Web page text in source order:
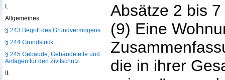
Absätze 2 bis
(9) Eine
die in ihrer
I.
Allgemeines
§ 243 Begriff des Grundvermögens
§ 244 Grundstück
§ 245 Gebäude, Gebäudeteile und
Anlagen für den Zivilschutz
II.